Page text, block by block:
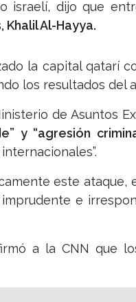
israelí, dijo que
Al-Hayya.
la capital qatarí
los resultados del
de Asuntos
y “agresión
este ataque,
e
a la CNN que